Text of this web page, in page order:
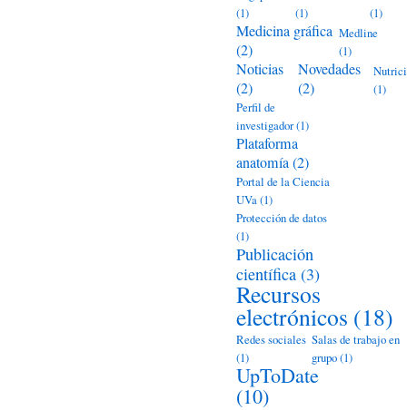
(1)
(1)
(1)
Medicina gráfica
(2)
Medline
(1)
Noticias
(2)
Novedades
(2)
(1)
Perfil de
investigador(1)
Plataforma
anatomía(2)
Portal de la Ciencia
UVa(1)
Protección de datos
(1)
Publicación
científica (3)
Recursos
electrónicos (18)
Redes sociales
(1)
Salas de trabajo en
grupo(1)
UpToDate
(10)